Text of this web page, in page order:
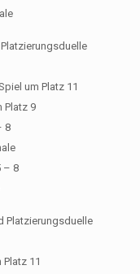
um Platz 11
Platz 9
8
– 8
Platzierungsduelle
11